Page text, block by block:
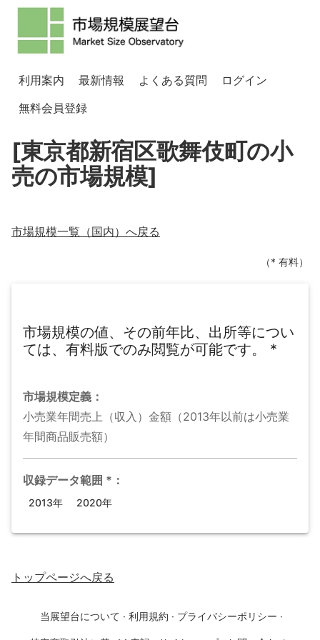
利用案内 最新情報 よくある質問
ログイン
無料会員登録
[東京都新宿区歌舞伎町の小
売の市場規模]
市場規模一覧（国内）へ戻る
（* 有料）
市場規模の値、その前年比、出所等につい
ては、有料版でのみ閲覧が可能です。
*
市場規模定義：
小売業年間売上（収入）金額（2013年以前は小売業
年間商品販売額）
収録データ範囲 * ：
2013年 2020年
トップページへ戻る
当展望台について · 利用規約 · プライバシーポリシー ·